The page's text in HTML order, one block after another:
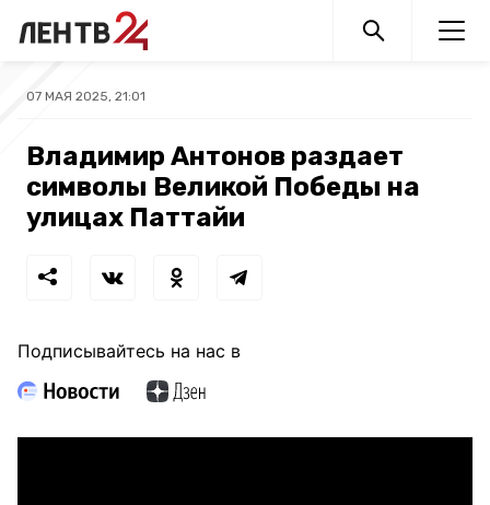
07 МАЯ 2025, 21:01
Владимир Антонов раздает
символы Великой Победы на
улицах Паттайи
Подписывайтесь на нас в